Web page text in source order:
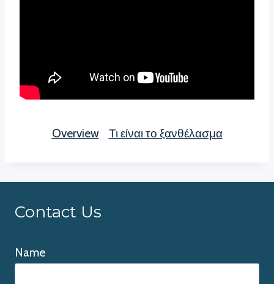
Overview Τι είναι το ξανθέλασμα
Contact Us
Name